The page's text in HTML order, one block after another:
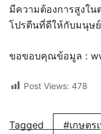
มีความต้องการสูงใน
โปรตีนที่ดีให้กับมนุษ
ขอขอบคุณข้อมูล :
Post Views: 478
Tagged
#เกษตร